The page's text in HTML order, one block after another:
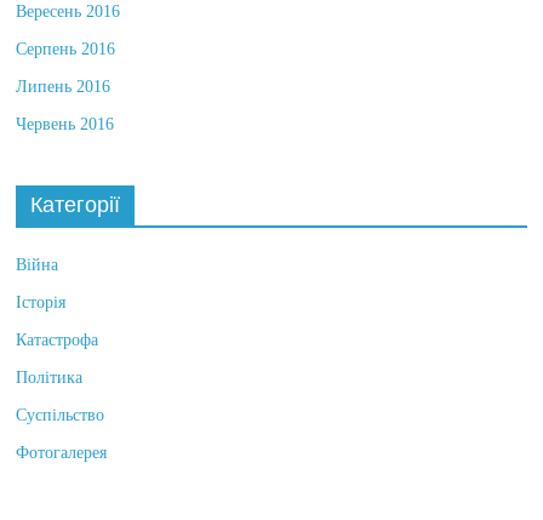
Вересень 2016
Серпень 2016
Липень 2016
Червень 2016
Категорії
Війна
Історія
Катастрофа
Політика
Суспільство
Фотогалерея